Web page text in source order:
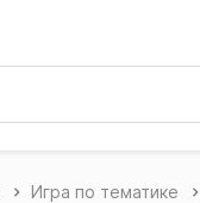
Игра по тематике